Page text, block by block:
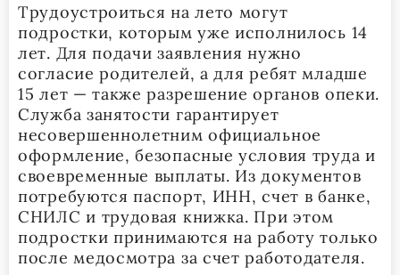
Трудоустроиться на лето могут
подростки, которым уже исполнилось 14
лет. Для подачи заявления нужно
согласие родителей, а для ребят младше
15 лет — также разрешение органов опеки.
Служба занятости гарантирует
несовершеннолетним официальное
оформление, безопасные условия труда и
своевременные выплаты. Из документов
потребуются паспорт, ИНН, счет в банке,
СНИЛС и трудовая книжка. При этом
подростки принимаются на работу только
после медосмотра за счет работодателя.